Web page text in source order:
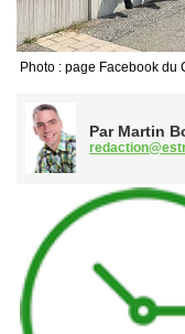
Photo : page Facebook du
Par Martin